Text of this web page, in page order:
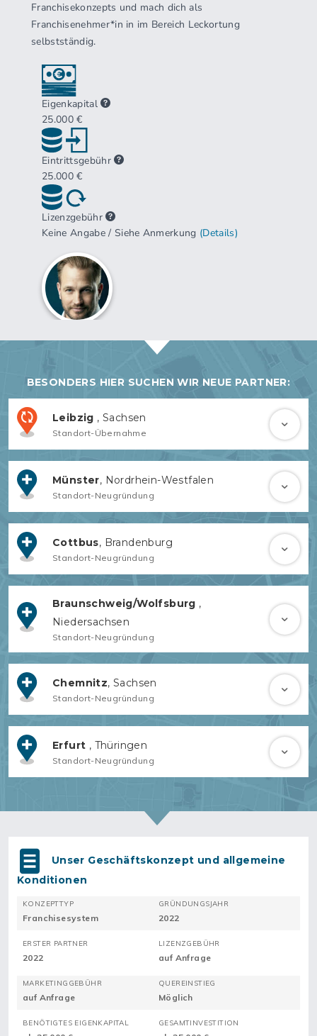
BESONDERS HIER SUCHEN WIR NEUE PARTNER:
Leibzig , Sachsen
Standort-Übernahme
Münster, Nordrhein-Westfalen
Standort-Neugründung
Cottbus, Brandenburg
Standort-Neugründung
Braunschweig/Wolfsburg ,
Niedersachsen
Standort-Neugründung
Chemnitz, Sachsen
Standort-Neugründung
Erfurt , Thüringen
Standort-Neugründung
Unser Geschäftskonzept und allgemeine
Konditionen
KONZEPTTYP
Franchisesystem
GRÜNDUNGSJAHR
2022
ERSTER PARTNER
2022
LIZENZGEBÜHR
auf Anfrage
MARKETINGGEBÜHR
auf Anfrage
QUEREINSTIEG
Möglich
BENÖTIGTES EIGENKAPITAL GESAMTINVESTITION